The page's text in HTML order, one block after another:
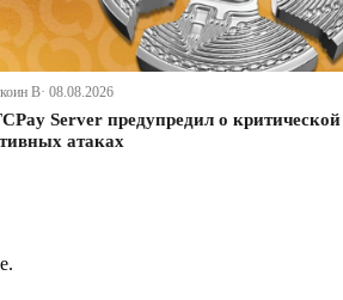
В· 08.08.2026
Server предупредил о
атаках